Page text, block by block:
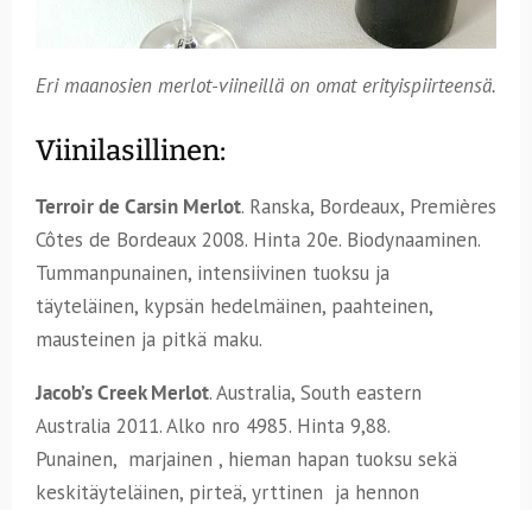
Eri maanosien merlot-viineillä on omat erityispiirteensä.
Viinilasillinen:
Terroir de Carsin Merlot. Ranska, Bordeaux, Premières
Côtes de Bordeaux 2008. Hinta 20e. Biodynaaminen.
Tummanpunainen, intensiivinen tuoksu ja
täyteläinen, kypsän hedelmäinen, paahteinen,
mausteinen ja pitkä maku.
Jacob’s Creek Merlot. Australia, South eastern
Australia 2011. Alko nro 4985. Hinta 9,88.
Punainen, marjainen , hieman hapan tuoksu sekä
keskitäyteläinen, pirteä, yrttinen ja hennon